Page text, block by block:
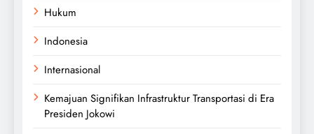
Hukum
Indonesia
Internasional
Kemajuan Signifikan Infrastruktur Transportasi di Era
Presiden Jokowi